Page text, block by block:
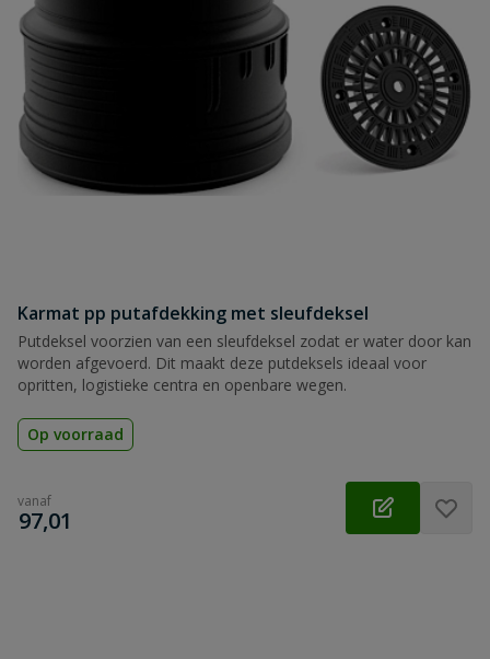
Karmat pp putafdekking met sleufdeksel
Putdeksel voorzien van een sleufdeksel zodat er water door kan
worden afgevoerd. Dit maakt deze putdeksels ideaal voor
opritten, logistieke centra en openbare wegen.
Op voorraad
vanaf
€
97,01